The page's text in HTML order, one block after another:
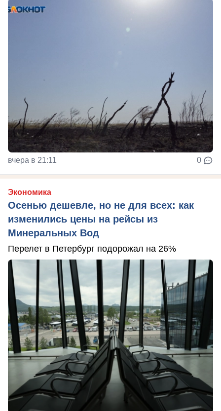
вчера в 21:11 0
Экономика
Осенью дешевле, но не для всех: как
изменились цены на рейсы из
Минеральных Вод
Перелет в Петербург подорожал на 26%